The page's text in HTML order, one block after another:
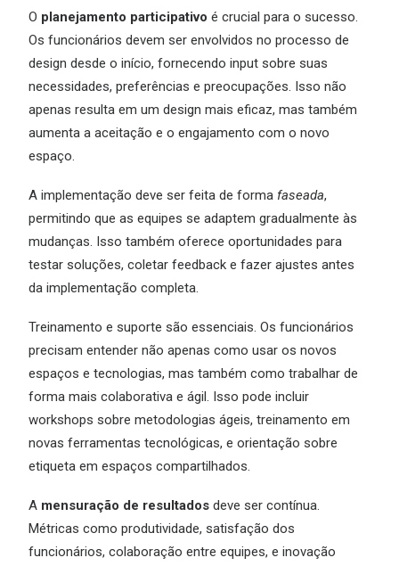
O planejamento participativo é crucial para o sucesso.
Os funcionários devem ser envolvidos no processo de
design desde o início, fornecendo input sobre suas
necessidades, preferências e preocupações. Isso não
apenas resulta em um design mais eficaz, mas também
aumenta a aceitação e o engajamento com o novo
espaço.
A implementação deve ser feita de forma faseada,
permitindo que as equipes se adaptem gradualmente às
mudanças. Isso também oferece oportunidades para
testar soluções, coletar feedback e fazer ajustes antes
da implementação completa.
Treinamento e suporte são essenciais. Os funcionários
precisam entender não apenas como usar os novos
espaços e tecnologias, mas também como trabalhar de
forma mais colaborativa e ágil. Isso pode incluir
workshops sobre metodologias ágeis, treinamento em
novas ferramentas tecnológicas, e orientação sobre
etiqueta em espaços compartilhados.
A mensuração de resultados deve ser contínua.
Métricas como produtividade, satisfação dos
funcionários, colaboração entre equipes, e inovação